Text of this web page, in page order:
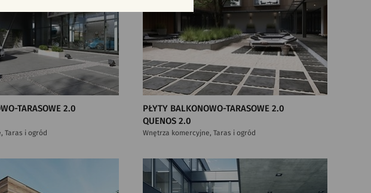
TARASOWE 2.0
Taras i ogród
PŁYTY BALKONOWO-TARASOWE 2.0
QUENOS 2.0
Wnętrza komercyjne, Taras i ogród